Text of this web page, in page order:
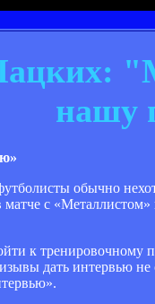
нашу
обычно
матче с
к тренировочному
дать интервью